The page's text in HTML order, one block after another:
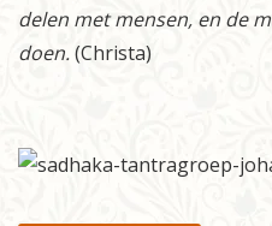
delen met mensen, en de
doen.(Christa)